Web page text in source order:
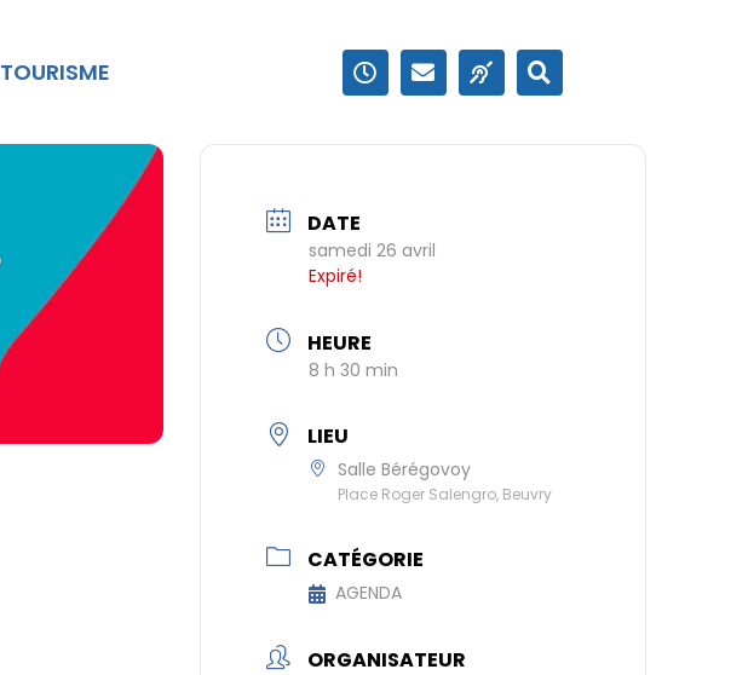
TOURISME
DATE
samedi 26 avril
Expiré!
HEURE
8 h 30 min
LIEU
Salle Bérégovoy
Place Roger Salengro, Beuvry
CATÉGORIE
AGENDA
ORGANISATEUR